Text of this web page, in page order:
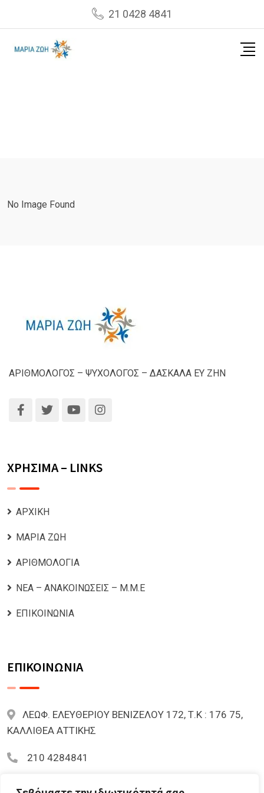
21 0428 4841
No Image Found
ΑΡΙΘΜΟΛΟΓΟΣ – ΨΥΧΟΛΟΓΟΣ – ΔΑΣΚΑΛΑ ΕΥ ΖΗΝ
ΧΡΗΣΙΜΑ – LINKS
ΑΡΧΙΚΗ
ΜΑΡΙΑ ΖΩΗ
ΑΡΙΘΜΟΛΟΓΙΑ
ΝΕΑ – ΑΝΑΚΟΙΝΩΣΕΙΣ – Μ.Μ.Ε
ΕΠΙΚΟΙΝΩΝΙΑ
ΕΠΙΚΟΙΝΩΝΙΑ
ΛΕΩΦ. ΕΛΕΥΘΕΡΙΟΥ ΒΕΝΙΖΕΛΟΥ 172, Τ.Κ : 176 75,
ΚΑΛΛΙΘΕΑ ΑΤΤΙΚΗΣ
210 4284841
mariazoi.powernumbers@gmail.com